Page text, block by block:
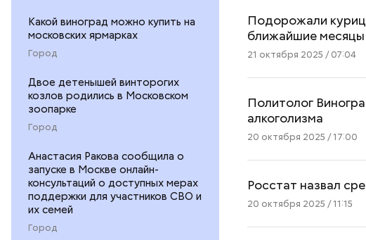
Какой виноград можно купить на
московских ярмарках
Город
Двое детенышей винторогих
козлов родились в Московском
зоопарке
Город
Анастасия Ракова сообщила о
запуске в Москве онлайн-
консультаций о доступных мерах
поддержки для участников СВО и
их семей
Город
Подорожали
ближайшие месяцы
21 октября 2025 / 07:04
Политолог
алкоголизма
20 октября 2025 / 17:00
Росстат назвал
20 октября 2025 / 11:15